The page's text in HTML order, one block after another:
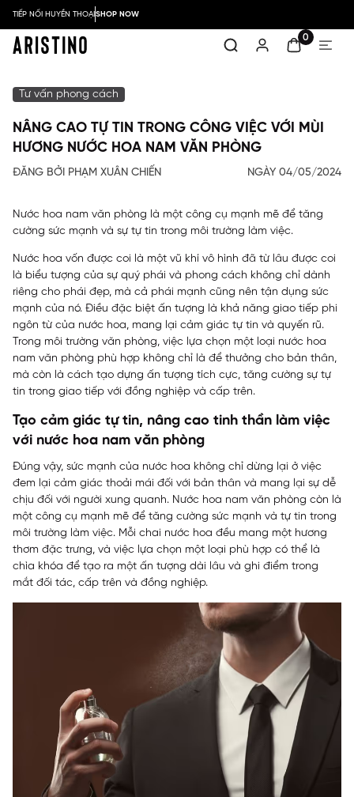
TIẾP NỐI HUYỀN THOẠISHOP NOW
0
Tư vấn phong cách
NÂNG CAO TỰ TIN TRONG CÔNG VIỆC VỚI MÙI
HƯƠNG NƯỚC HOA NAM VĂN PHÒNG
ĐĂNG BỞI PHẠM XUÂN CHIẾN NGÀY 04/05/2024
Nước hoa nam văn phòng là một công cụ mạnh mẽ để tăng
cường sức mạnh và sự tự tin trong môi trường làm việc.
Nước hoa vốn được coi là một vũ khí vô hình đã từ lâu được coi
là biểu tượng của sự quý phái và phong cách không chỉ dành
riêng cho phái đẹp, mà cả phái mạnh cũng nên tận dụng sức
mạnh của nó. Điều đặc biệt ấn tượng là khả năng giao tiếp phi
ngôn từ của nước hoa, mang lại cảm giác tự tin và quyến rũ.
Trong môi trường văn phòng, việc lựa chọn một loại nước hoa
nam văn phòng phù hợp không chỉ là để thưởng cho bản thân,
mà còn là cách tạo dựng ấn tượng tích cực, tăng cường sự tự
tin trong giao tiếp với đồng nghiệp và cấp trên.
Tạo cảm giác tự tin, nâng cao tinh thần làm việc
với nước hoa nam văn phòng
Đúng vậy, sức mạnh của nước hoa không chỉ dừng lại ở việc
đem lại cảm giác thoải mái đối với bản thân và mang lại sự dễ
chịu đối với người xung quanh. Nước hoa nam văn phòng còn là
một công cụ mạnh mẽ để tăng cường sức mạnh và tự tin trong
môi trường làm việc. Mỗi chai nước hoa đều mang một hương
thơm đặc trưng, và việc lựa chọn một loại phù hợp có thể là
chìa khóa để tạo ra một ấn tượng dài lâu và ghi điểm trong
mắt đối tác, cấp trên và đồng nghiệp.